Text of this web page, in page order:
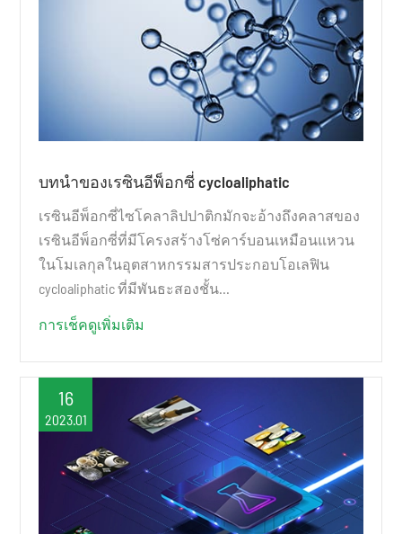
บทนำของเรซินอีพ็อกซี่ cycloaliphatic
เรซินอีพ็อกซี่ไซโคลาลิปปาติกมักจะอ้างถึงคลาสของ
เรซินอีพ็อกซี่ที่มีโครงสร้างโซ่คาร์บอนเหมือนแหวน
ในโมเลกุลในอุตสาหกรรมสารประกอบโอเลฟิน
cycloaliphatic ที่มีพันธะสองชั้น...
การเช็คดูเพิ่มเติม
16
2023.01